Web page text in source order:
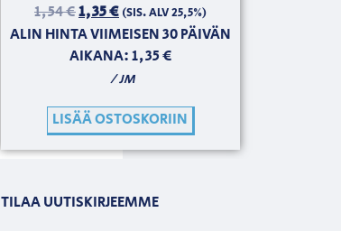
1,54€1,35€ (SIS. ALV 25,5%)
ALIN HINTA VIIMEISEN 30 PÄIVÄN
AIKANA:1,35€
/ JM
LISÄÄ OSTOSKORIIN
TILAA UUTISKIRJEEMME